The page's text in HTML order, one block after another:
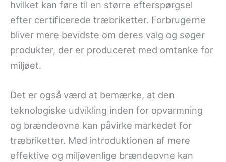
hvilket kan føre til en større efterspørgsel
efter certificerede træbriketter. Forbrugerne
bliver mere bevidste om deres valg og søger
produkter, der er produceret med omtanke for
miljøet.
Det er også værd at bemærke, at den
teknologiske udvikling inden for opvarmning
og brændeovne kan påvirke markedet for
træbriketter. Med introduktionen af mere
effektive og miljøvenlige brændeovne kan